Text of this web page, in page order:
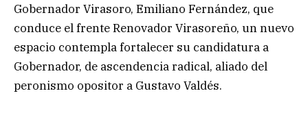
Gobernador Virasoro, Emiliano Fernández, que
conduce el frente Renovador Virasoreño, un nuevo
espacio contempla fortalecer su candidatura a
Gobernador, de ascendencia radical, aliado del
peronismo opositor a Gustavo Valdés.